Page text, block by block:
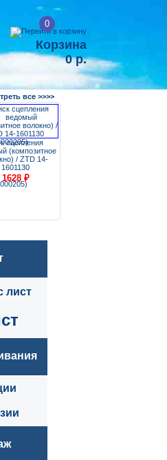
0
Корзина
0 р.
все >>>>
сцепления
(композитное
/ ZTD 14-
1601130
1628 ₽